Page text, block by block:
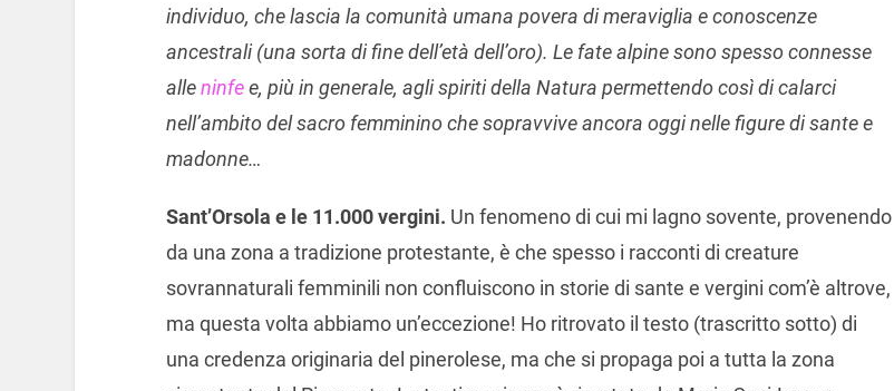
individuo, che lascia la comunità umana povera di meraviglia e conoscenze
ancestrali (una sorta di fine dell’età dell’oro). Le fate alpine sono spesso connesse
alleninfee, più in generale, agli spiriti della Natura permettendo così di calarci
nell’ambito del sacro femminino che sopravvive ancora oggi nelle figure di sante e
madonne…
Sant’Orsola e le 11.000 vergini. Un fenomeno di cui mi lagno sovente, provenendo
da una zona a tradizione protestante, è che spesso i racconti di creature
sovrannaturali femminili non confluiscono in storie di sante e vergini com’è altrove,
ma questa volta abbiamo un’eccezione! Ho ritrovato il testo (trascritto sotto) di
una credenza originaria del pinerolese, ma che si propaga poi a tutta la zona